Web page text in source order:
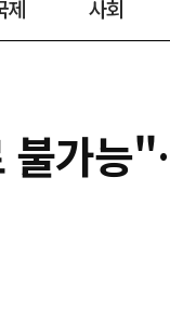
제 사회
불가